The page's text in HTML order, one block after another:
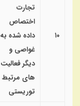
۱۰
تجارت
اختصاص
داده شده به
غواصی و
دیگر فعالیت
های مرتبط
توریستی